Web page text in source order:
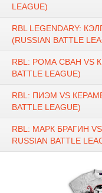
LEAGUE)
RBL LEGENDARY:
(RUSSIAN BATTLE
RBL: РОМА СВАН VS
BATTLE LEAGUE)
RBL: ПИЭМ VS
BATTLE LEAGUE)
RBL: МАРК БРАГИН
RUSSIAN BATTLE